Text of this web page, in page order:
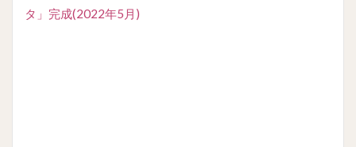
タ」完成(2022年5月)